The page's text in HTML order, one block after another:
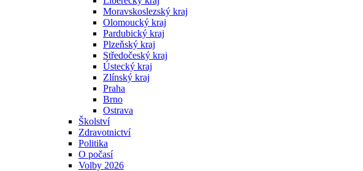
Moravskoslezský kraj
Olomoucký kraj
Pardubický kraj
Plzeňský kraj
Středočeský kraj
Ústecký kraj
Zlínský kraj
Praha
Brno
Ostrava
Školství
Zdravotnictví
Politika
O počasí
Volby 2026